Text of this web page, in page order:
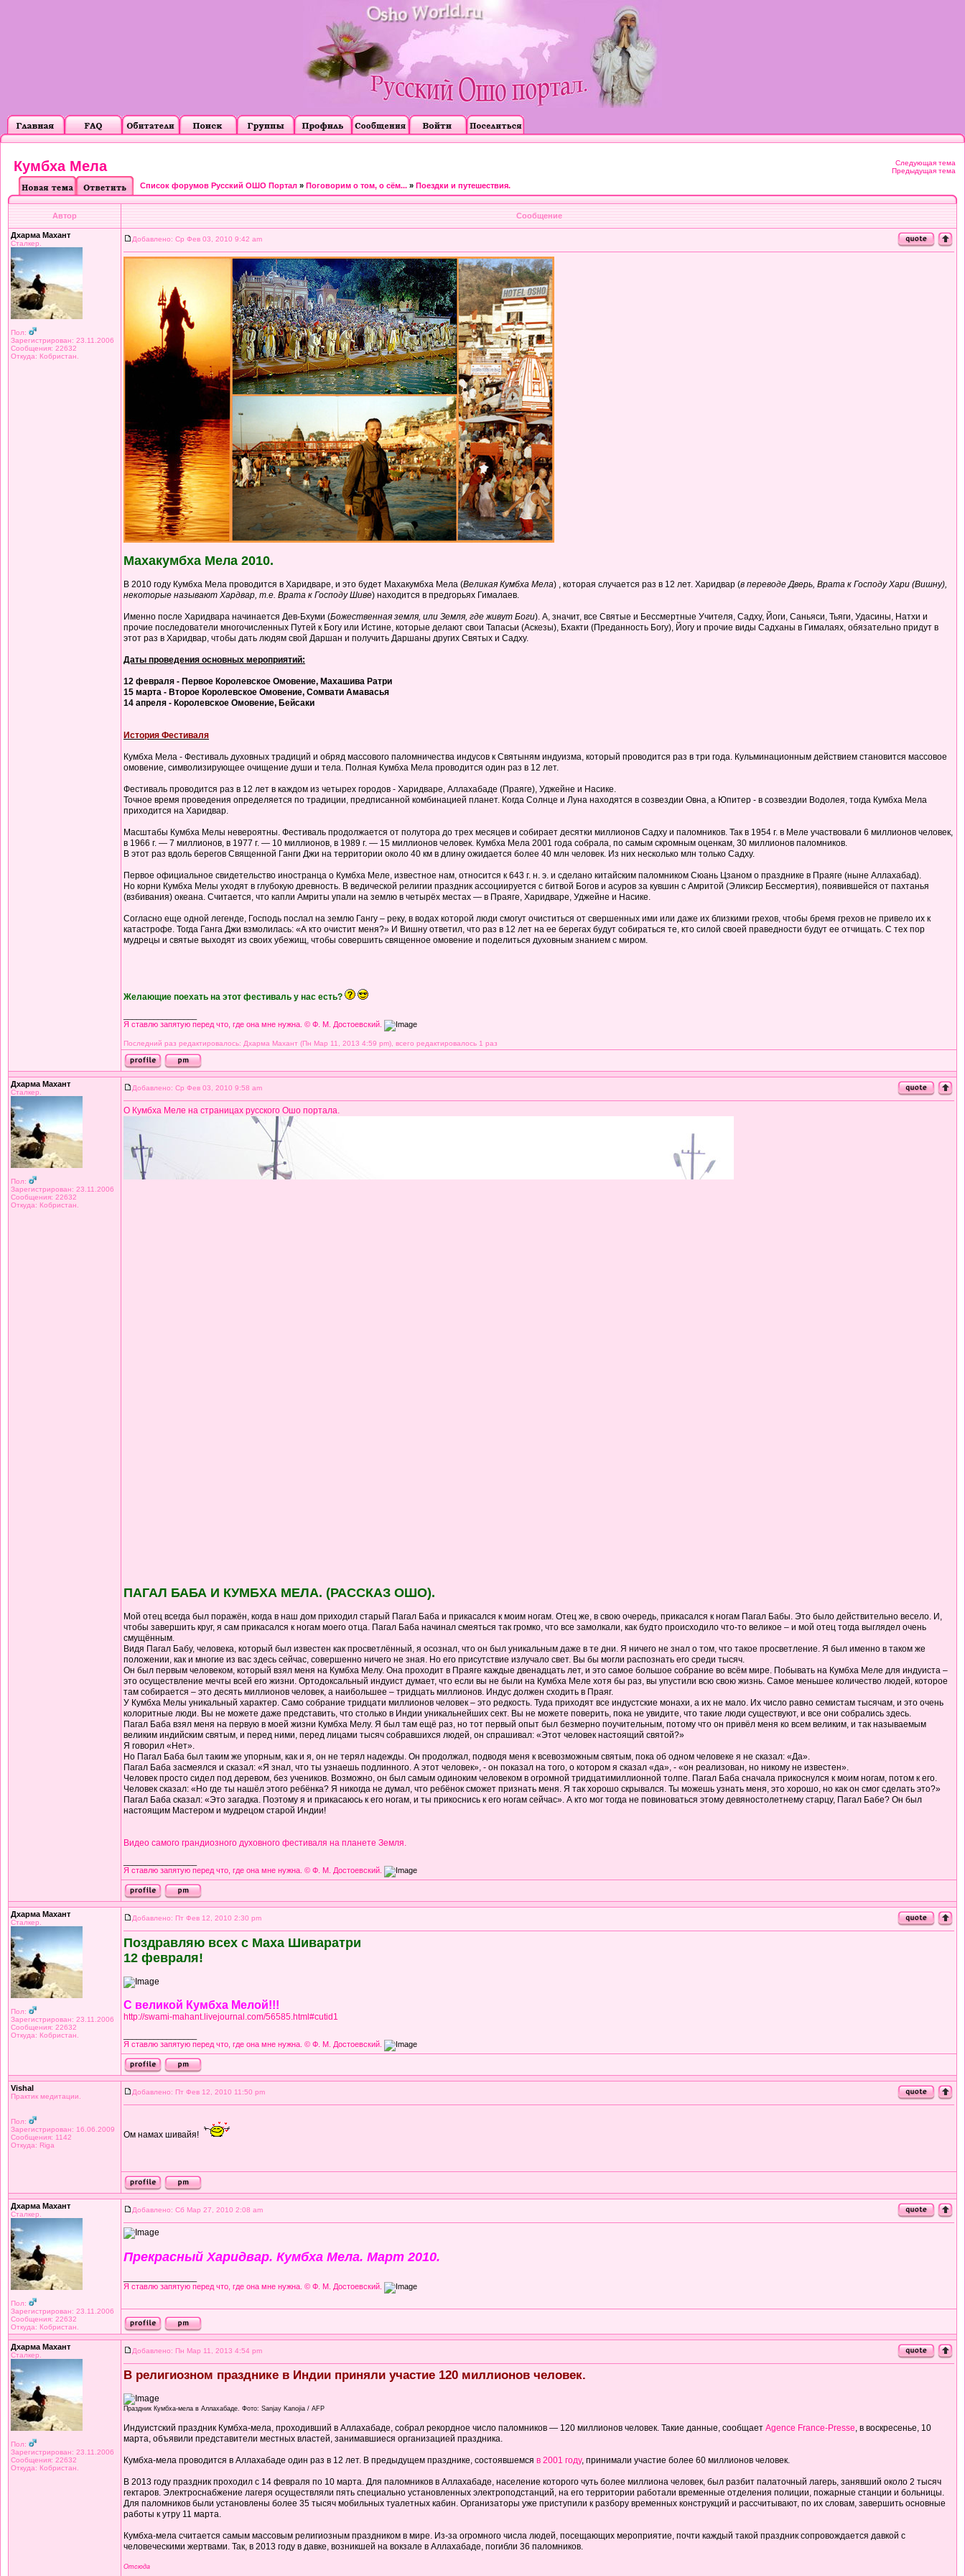
Кумбха Мела
Следующая тема
Предыдущая тема
Список форумов Русский ОШО Портал » Поговорим о том, о сём... » Поездки и путешествия.
Автор Сообщение
Дхарма Махант
Сталкер.
Пол:
Зарегистрирован: 23.11.2006
Сообщения: 22632
Откуда: Кобристан.
Добавлено: Ср Фев 03, 2010 9:42 am
Махакумбха Мела 2010.
В 2010 году Кумбха Мела проводится в Харидваре, и это будет Махакумбха Мела (Великая Кумбха Мела) , которая случается раз в 12 лет. Харидвар (в переводе Дверь, Врата к Господу Хари (Вишну),
некоторые называют Хардвар, т.е. Врата к Господу Шиве) находится в предгорьях Гималаев.
Именно после Харидвара начинается Дев-Бхуми (Божественная земля, или Земля, где живут Боги). А, значит, все Святые и Бессмертные Учителя, Садху, Йоги, Саньяси, Тьяги, Удасины, Натхи и
прочие последователи многочисленных Путей к Богу или Истине, которые делают свои Тапасьи (Аскезы), Бхакти (Преданность Богу), Йогу и прочие виды Садханы в Гималаях, обязательно придут в
этот раз в Харидвар, чтобы дать людям свой Даршан и получить Даршаны других Святых и Садху.
Даты проведения основных мероприятий:
12 февраля - Первое Королевское Омовение, Махашива Ратри
15 марта - Второе Королевское Омовение, Сомвати Амавасья
14 апреля - Королевское Омовение, Бейсаки
История Фестиваля
Кумбха Мела - Фестиваль духовных традиций и обряд массового паломничества индусов к Святыням индуизма, который проводится раз в три года. Кульминационным действием становится массовое
омовение, символизирующее очищение души и тела. Полная Кумбха Мела проводится один раз в 12 лет.
Фестиваль проводится раз в 12 лет в каждом из четырех городов - Харидваре, Аллахабаде (Праяге), Уджейне и Насике.
Точное время проведения определяется по традиции, предписанной комбинацией планет. Когда Солнце и Луна находятся в созвездии Овна, а Юпитер - в созвездии Водолея, тогда Кумбха Мела
приходится на Харидвар.
Масштабы Кумбха Мелы невероятны. Фестиваль продолжается от полутора до трех месяцев и собирает десятки миллионов Садху и паломников. Так в 1954 г. в Меле участвовали 6 миллионов человек,
в 1966 г. — 7 миллионов, в 1977 г. — 10 миллионов, в 1989 г. — 15 миллионов человек. Кумбха Мела 2001 года собрала, по самым скромным оценкам, 30 миллионов паломников.
В этот раз вдоль берегов Священной Ганги Джи на территории около 40 км в длину ожидается более 40 млн человек. Из них несколько млн только Садху.
Первое официальное свидетельство иностранца о Кумбха Меле, известное нам, относится к 643 г. н. э. и сделано китайским паломником Сюань Цзаном о празднике в Праяге (ныне Аллахабад).
Но корни Кумбха Мелы уходят в глубокую древность. В ведической религии праздник ассоциируется с битвой Богов и асуров за кувшин с Амритой (Эликсир Бессмертия), появившейся от пахтанья
(взбивания) океана. Считается, что капли Амриты упали на землю в четырёх местах — в Праяге, Харидваре, Уджейне и Насике.
Согласно еще одной легенде, Господь послал на землю Гангу – реку, в водах которой люди смогут очиститься от свершенных ими или даже их близкими грехов, чтобы бремя грехов не привело их к
катастрофе. Тогда Ганга Джи взмолилась: «А кто очистит меня?» И Вишну ответил, что раз в 12 лет на ее берегах будут собираться те, кто силой своей праведности будут ее отчищать. С тех пор
мудрецы и святые выходят из своих убежищ, чтобы совершить священное омовение и поделиться духовным знанием с миром.
Желающие поехать на этот фестиваль у нас есть?
Я ставлю запятую перед что, где она мне нужна. © Ф. М. Достоевский.
Последний раз редактировалось: Дхарма Махант (Пн Мар 11, 2013 4:59 pm), всего редактировалось 1 раз
Дхарма Махант
Сталкер.
Пол:
Зарегистрирован: 23.11.2006
Сообщения: 22632
Откуда: Кобристан.
Добавлено: Ср Фев 03, 2010 9:58 am
О Кумбха Меле на страницах русского Ошо портала.
ПАГАЛ БАБА И КУМБХА МЕЛА. (РАССКАЗ ОШО).
Мой отец всегда был поражён, когда в наш дом приходил старый Пагал Баба и прикасался к моим ногам. Отец же, в свою очередь, прикасался к ногам Пагал Бабы. Это было действительно весело. И,
чтобы завершить круг, я сам прикасался к ногам моего отца. Пагал Баба начинал смеяться так громко, что все замолкали, как будто происходило что-то великое – и мой отец тогда выглядел очень
смущённым.
Видя Пагал Бабу, человека, который был известен как просветлённый, я осознал, что он был уникальным даже в те дни. Я ничего не знал о том, что такое просветление. Я был именно в таком же
положении, как и многие из вас здесь сейчас, совершенно ничего не зная. Но его присутствие излучало свет. Вы бы могли распознать его среди тысяч.
Он был первым человеком, который взял меня на Кумбха Мелу. Она проходит в Праяге каждые двенадцать лет, и это самое большое собрание во всём мире. Побывать на Кумбха Меле для индуиста –
это осуществление мечты всей его жизни. Ортодоксальный индуист думает, что если вы не были на Кумбха Меле хотя бы раз, вы упустили всю свою жизнь. Самое меньшее количество людей, которое
там собирается – это десять миллионов человек, а наибольшее – тридцать миллионов. Индус должен сходить в Праяг.
У Кумбха Мелы уникальный характер. Само собрание тридцати миллионов человек – это редкость. Туда приходят все индустские монахи, а их не мало. Их число равно семистам тысячам, и это очень
колоритные люди. Вы не можете даже представить, что столько в Индии уникальнейших сект. Вы не можете поверить, пока не увидите, что такие люди существуют, и все они собрались здесь.
Пагал Баба взял меня на первую в моей жизни Кумбха Мелу. Я был там ещё раз, но тот первый опыт был безмерно поучительным, потому что он привёл меня ко всем великим, и так называемым
великим индийским святым, и перед ними, перед лицами тысяч собравшихся людей, он спрашивал: «Этот человек настоящий святой?»
Я говорил «Нет».
Но Пагал Баба был таким же упорным, как и я, он не терял надежды. Он продолжал, подводя меня к всевозможным святым, пока об одном человеке я не сказал: «Да».
Пагал Баба засмеялся и сказал: «Я знал, что ты узнаешь подлинного. А этот человек», - он показал на того, о котором я сказал «да», - «он реализован, но никому не известен».
Человек просто сидел под деревом, без учеников. Возможно, он был самым одиноким человеком в огромной тридцатимиллионной толпе. Пагал Баба сначала прикоснулся к моим ногам, потом к его.
Человек сказал: «Но где ты нашёл этого ребёнка? Я никогда не думал, что ребёнок сможет признать меня. Я так хорошо скрывался. Ты можешь узнать меня, это хорошо, но как он смог сделать это?»
Пагал Баба сказал: «Это загадка. Поэтому я и прикасаюсь к его ногам, и ты прикоснись к его ногам сейчас». А кто мог тогда не повиноваться этому девяностолетнему старцу, Пагал Бабе? Он был
настоящим Мастером и мудрецом старой Индии!
Видео самого грандиозного духовного фестиваля на планете Земля.
Я ставлю запятую перед что, где она мне нужна. © Ф. М. Достоевский.
Дхарма Махант
Сталкер.
Пол:
Зарегистрирован: 23.11.2006
Сообщения: 22632
Откуда: Кобристан.
Добавлено: Пт Фев 12, 2010 2:30 pm
Поздравляю всех с Маха Шиваратри
12 февраля!
С великой Кумбха Мелой!!!
http://swami-mahant.livejournal.com/56585.html#cutid1
Я ставлю запятую перед что, где она мне нужна. © Ф. М. Достоевский.
Vishal
Практик медитации.
Пол:
Зарегистрирован: 16.06.2009
Сообщения: 1142
Откуда: Riga
Добавлено: Пт Фев 12, 2010 11:50 pm
Ом намах шивайя!
Дхарма Махант
Сталкер.
Пол:
Зарегистрирован: 23.11.2006
Сообщения: 22632
Откуда: Кобристан.
Добавлено: Сб Мар 27, 2010 2:08 am
Прекрасный Харидвар. Кумбха Мела. Март 2010.
Я ставлю запятую перед что, где она мне нужна. © Ф. М. Достоевский.
Дхарма Махант
Сталкер.
Пол:
Зарегистрирован: 23.11.2006
Сообщения: 22632
Откуда: Кобристан.
Добавлено: Пн Мар 11, 2013 4:54 pm
В религиозном празднике в Индии приняли участие 120 миллионов человек.
Праздник Кумбха-мела в Аллахабаде. Фото: Sanjay Kanojia / AFP
Индуистский праздник Кумбха-мела, проходивший в Аллахабаде, собрал рекордное число паломников — 120 миллионов человек. Такие данные, сообщает Agence France-Presse, в воскресенье, 10
марта, объявили представители местных властей, занимавшиеся организацией праздника.
Кумбха-мела проводится в Аллахабаде один раз в 12 лет. В предыдущем празднике, состоявшемся в 2001 году, принимали участие более 60 миллионов человек.
В 2013 году праздник проходил с 14 февраля по 10 марта. Для паломников в Аллахабаде, население которого чуть более миллиона человек, был разбит палаточный лагерь, занявший около 2 тысяч
гектаров. Электроснабжение лагеря осуществляли пять специально установленных электроподстанций, на его территории работали временные отделения полиции, пожарные станции и больницы.
Для паломников были установлены более 35 тысяч мобильных туалетных кабин. Организаторы уже приступили к разбору временных конструкций и рассчитывают, по их словам, завершить основные
работы к утру 11 марта.
Кумбха-мела считается самым массовым религиозным праздником в мире. Из-за огромного числа людей, посещающих мероприятие, почти каждый такой праздник сопровождается давкой с
человеческими жертвами. Так, в 2013 году в давке, возникшей на вокзале в Аллахабаде, погибли 36 паломников.
Отсюда